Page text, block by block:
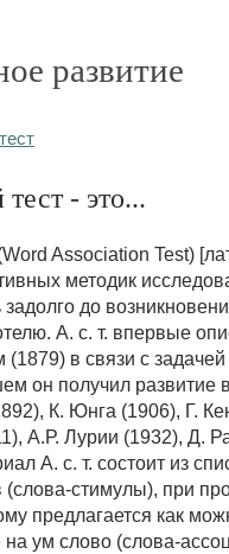
развитие
- это...
Association Test)
методик
до
А. с. т. впервые
в связи с
он получил развитие
К. Юнга (1906), Г.
А.Р. Лурии (1932), Д.
А. с. т. состоит из
стимулы), при
предлагается как
ум слово (слова-